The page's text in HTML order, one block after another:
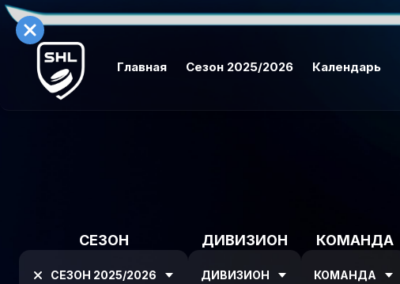
Главная Сезон 2025/2026 Календарь
СЕЗОН
СЕЗОН 2025/2026
ДИВИЗИОН
ДИВИЗИОН
КОМАНДА
КОМАНДА